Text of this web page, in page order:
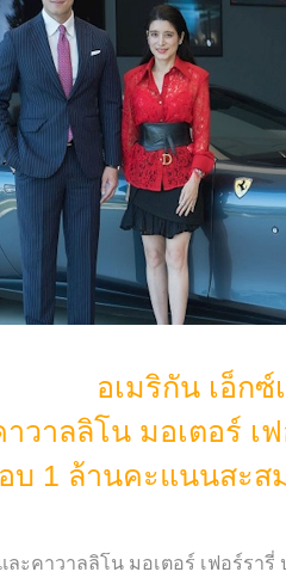
อเมริกัน เอ็ก
าวาลลิโน มอเตอร์ เ
บ 1 ล้านคะแนนสะส
ละคาวาลลิโน มอเตอร์ เฟอร์รารี่